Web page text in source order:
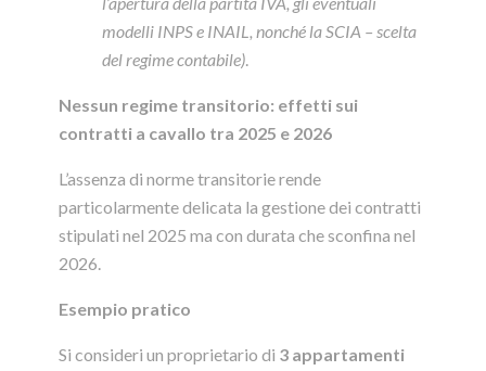
modelli INPS e INAIL, nonché la SCIA – scelta
del regime contabile).
Nessun regime transitorio: effetti sui
contratti a cavallo tra 2025 e 2026
L’assenza di norme transitorie rende
particolarmente delicata la gestione dei contratti
stipulati nel 2025 ma con durata che sconfina nel
2026.
Esempio pratico
Si consideri un proprietario di 3 appartamenti